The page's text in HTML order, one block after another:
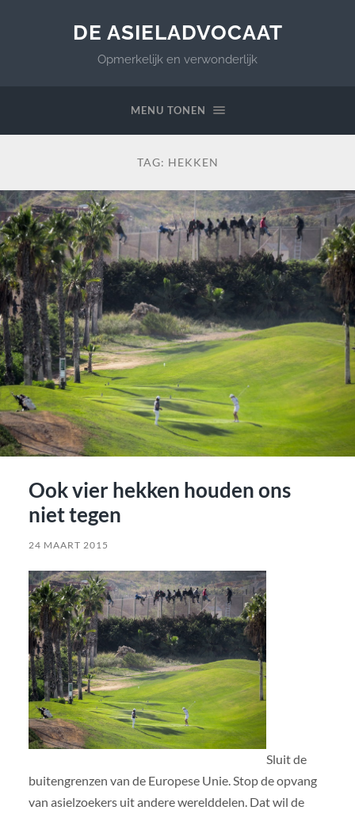
DE ASIELADVOCAAT
Opmerkelijk en verwonderlijk
MENU TONEN
TAG: HEKKEN
Ook vier hekken houden ons
niet tegen
24 MAART 2015
Sluit de
buitengrenzen van de Europese Unie. Stop de opvang
van asielzoekers uit andere werelddelen. Dat wil de